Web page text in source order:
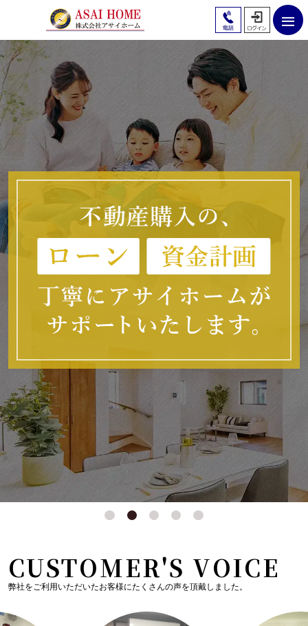
CUSTOMER'S VOICE
弊社をご利用いただいたお客様にたくさんの声を頂戴しました。